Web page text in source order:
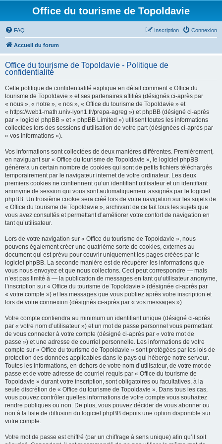
Office du tourisme de Topoldavie
FAQ Connexion
Inscription
Accueil du forum
Office du tourisme de Topoldavie - Politique de
confidentialité
Cette politique de confidentialité explique en détail comment « Office du
tourisme de Topoldavie » et ses partenaires affiliés (désignés ci-après par
« nous », « notre », « nos », « Office du tourisme de Topoldavie » et
« https://web1-math.univ-lyon1.fr/prepa-agreg ») et phpBB (désigné ci-après
par « logiciel phpBB » et « phpBB Limited ») utilisent toutes les informations
collectées lors des sessions d’utilisation de votre part (désignées ci-après par
« vos informations »).
Vos informations sont collectées de deux manières différentes. Premièrement,
en naviguant sur « Office du tourisme de Topoldavie », le logiciel phpBB
génèrera un certain nombre de cookies qui sont de petits fichiers téléchargés
temporairement par le navigateur internet de votre ordinateur. Les deux
premiers cookies ne contiennent qu’un identifiant utilisateur et un identifiant
anonyme de session qui vous sont automatiquement assignés par le logiciel
phpBB. Un troisième cookie sera créé lors de votre navigation sur les sujets de
« Office du tourisme de Topoldavie », archivant de ce fait tous les sujets que
vous avez consultés et permettant d’améliorer votre confort de navigation en
tant qu’utilisateur.
Lors de votre navigation sur « Office du tourisme de Topoldavie », nous
pouvons également créer une quatrième sorte de cookies, externes au
document qui est prévu pour couvrir uniquement les pages créées par le
logiciel phpBB. La seconde manière est de récupérer les informations que
vous nous envoyez et que nous collectons. Ceci peut correspondre — mais
n’est pas limité à — la publication de messages en tant qu’utilisateur anonyme,
l’inscription sur « Office du tourisme de Topoldavie » (désignée ci-après par
« votre compte ») et les messages que vous publiez après votre inscription et
lors de votre connexion (désignés ci-après par « vos messages »).
Votre compte contiendra au minimum un identifiant unique (désigné ci-après
par « votre nom d’utilisateur ») et un mot de passe personnel vous permettant
de vous connecter à votre compte (désigné ci-après par « votre mot de
passe ») et une adresse de courriel personnelle. Les informations de votre
compte sur « Office du tourisme de Topoldavie » sont protégées par les lois de
protection des données applicables dans le pays qui héberge notre serveur.
Toutes les informations, en-dehors de votre nom d’utilisateur, de votre mot de
passe et de votre adresse de courriel requis par « Office du tourisme de
Topoldavie » durant votre inscription, sont obligatoires ou facultatives, à la
seule discrétion de « Office du tourisme de Topoldavie ». Dans tous les cas,
vous pouvez contrôler quelles informations de votre compte vous souhaitez
rendre publiques ou non. De plus, vous pouvez décider de vous abonner ou
non à la liste de diffusion du logiciel phpBB depuis une option disponible sur
votre compte.
Votre mot de passe est chiffré (par un chiffrage à sens unique) afin qu’il soit